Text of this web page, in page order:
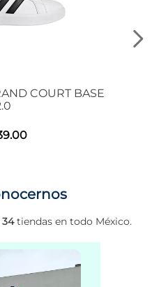
COURT BASE
.00
34tiendas en todo México.